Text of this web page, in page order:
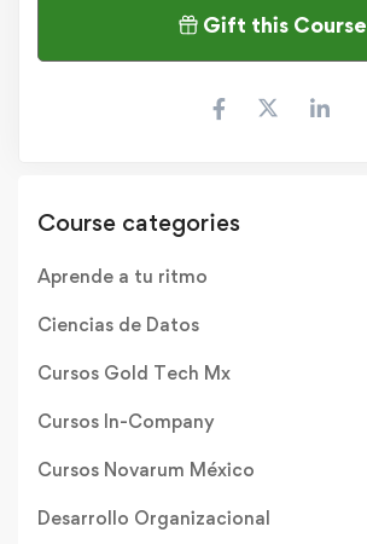
Gift this Course
Course categories
Aprende a tu ritmo
Ciencias de Datos
Cursos Gold Tech Mx
Cursos In-Company
Cursos Novarum México
Desarrollo Organizacional